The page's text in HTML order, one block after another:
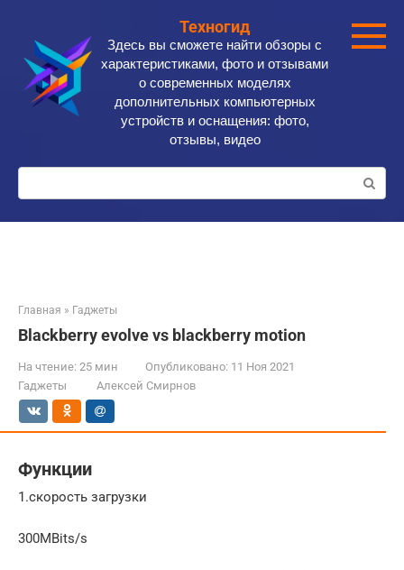
контенту
Техногид
Здесь вы сможете найти обзоры с
характеристиками, фото и отзывами
о современных моделях
дополнительных компьютерных
устройств и оснащения: фото,
отзывы, видео
Поиск:
Главная » Гаджеты
Blackberry evolve vs blackberry motion
На чтение: 25 мин Опубликовано: 11 Ноя 2021
Гаджеты
Алексей Смирнов
Функции
1.скорость загрузки
300MBits/s